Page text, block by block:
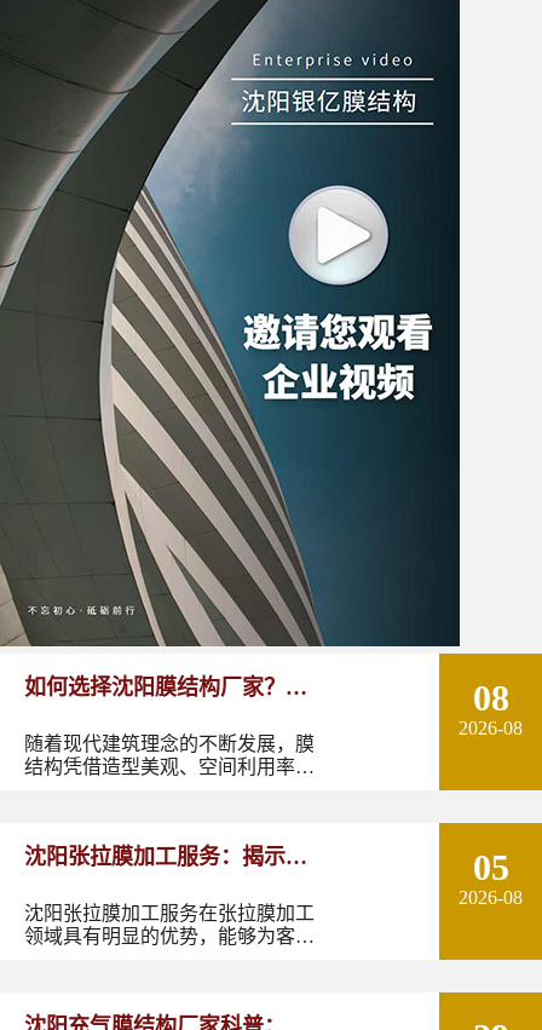
如何选择沈阳膜结构厂家？从
设计能力到施工质量多方面了
解！
随着现代建筑理念的不断发展，膜
结构凭借造型美观、空间利用率
施等领域的重要建筑形式。
08
2026-08
沈阳张拉膜加工服务：揭示张
拉膜加工的实用优势
沈阳张拉膜加工服务在张拉膜加工
领域具有明显的优势，能够为客户
05
2026-08